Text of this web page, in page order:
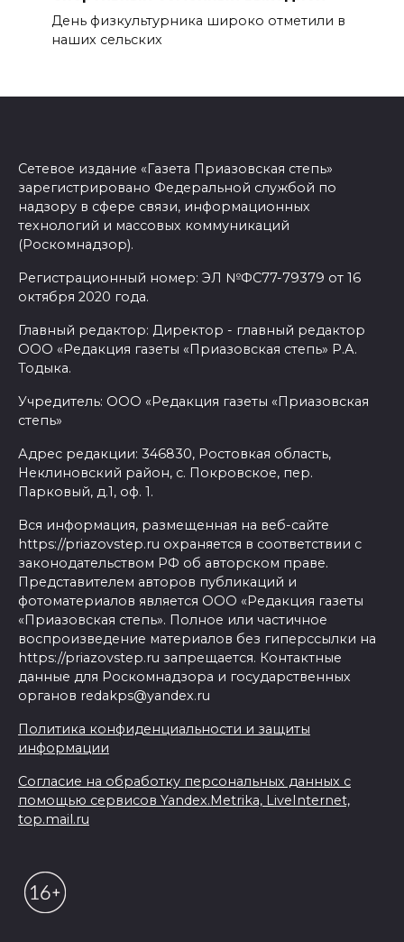
День физкультурника широко отметили в
наших сельских
Сетевое издание «Газета Приазовская степь»
зарегистрировано Федеральной службой по
надзору в сфере связи, информационных
технологий и массовых коммуникаций
(Роскомнадзор).
Регистрационный номер: ЭЛ №ФС77-79379 от 16
октября 2020 года.
Главный редактор: Директор - главный редактор
ООО «Редакция газеты «Приазовская степь» Р.А.
Тодыка.
Учредитель: ООО «Редакция газеты «Приазовская
степь»
Адрес редакции: 346830, Ростовкая область,
Неклиновский район, с. Покровское, пер.
Парковый, д.1, оф. 1.
Вся информация, размещенная на веб-сайте
https://priazovstep.ru охраняется в соответствии с
законодательством РФ об авторском праве.
Представителем авторов публикаций и
фотоматериалов является ООО «Редакция газеты
«Приазовская степь». Полное или частичное
воспроизведение материалов без гиперссылки на
https://priazovstep.ru запрещается. Контактные
данные для Роскомнадзора и государственных
органов redakps@yandex.ru
Политика конфиденциальности и защиты
информации
Согласие на обработку персональных данных с
помощью сервисов Yandex.Metrika, LiveInternet,
top.mail.ru